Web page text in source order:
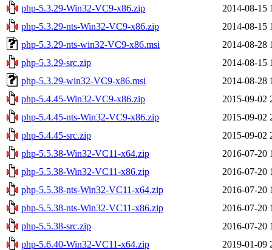
php-5.3.29-Win32-VC9-x86.zip
2014-08-15
php-5.3.29-nts-Win32-VC9-x86.zip
2014-08-15
php-5.3.29-nts-win32-VC9-x86.msi
2014-08-28
php-5.3.29-src.zip
2014-08-15
php-5.3.29-win32-VC9-x86.msi
2014-08-28
php-5.4.45-Win32-VC9-x86.zip
2015-09-02
php-5.4.45-nts-Win32-VC9-x86.zip
2015-09-02
php-5.4.45-src.zip
2015-09-02
php-5.5.38-Win32-VC11-x64.zip
2016-07-20
php-5.5.38-Win32-VC11-x86.zip
2016-07-20
php-5.5.38-nts-Win32-VC11-x64.zip
2016-07-20
php-5.5.38-nts-Win32-VC11-x86.zip
2016-07-20
php-5.5.38-src.zip
2016-07-20
php-5.6.40-Win32-VC11-x64.zip
2019-01-09